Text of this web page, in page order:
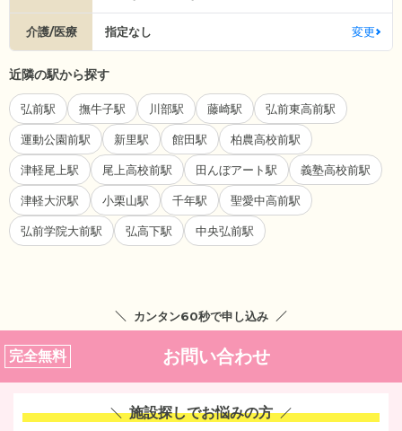
介護/医療 指定なし 変更
近隣の駅から探す
弘前駅 撫牛子駅 川部駅 藤崎駅 弘前東高前駅
運動公園前駅 新里駅 館田駅 柏農高校前駅
津軽尾上駅 尾上高校前駅 田んぼアート駅 義塾高校前駅
津軽大沢駅 小栗山駅 千年駅 聖愛中高前駅
弘前学院大前駅 弘高下駅 中央弘前駅
カンタン60秒で申し込み
完全無料 お問い合わせ
施設探しでお悩みの方